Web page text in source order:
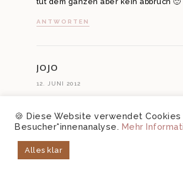
ANTWORTEN
JOJO
12. JUNI 2012
ANTWORTEN
🍪 Diese Website verwendet Cookies
Besucher*innenanalyse. Mehr
Alles klar